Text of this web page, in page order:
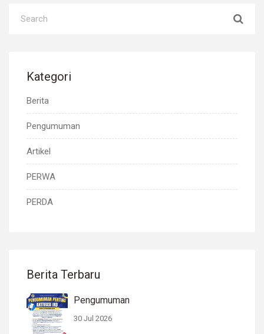
Kategori
Berita
Pengumuman
Artikel
PERWA
PERDA
Berita Terbaru
Pengumuman
30 Jul 2026